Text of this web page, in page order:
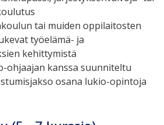
tai muiden oppilaitosten
työelämä- ja
kehittymistä
ohjaajan kanssa suunniteltu
osana lukio-opintoja